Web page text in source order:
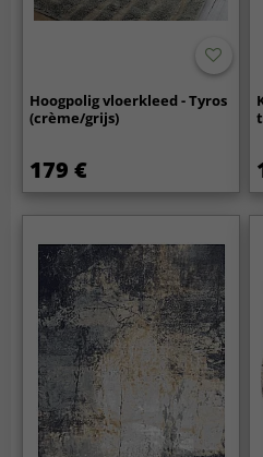
Hoogpolig vloerkleed - Tyros
(crème/grijs)
179 €